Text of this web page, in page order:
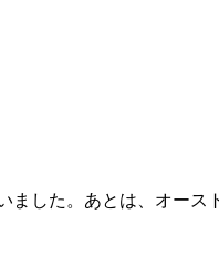
ました。あとは、オー